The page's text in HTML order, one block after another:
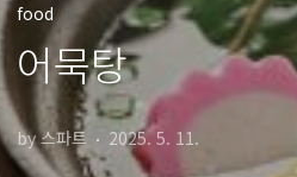
food
어묵탕
by 스파트 2025. 5. 11.